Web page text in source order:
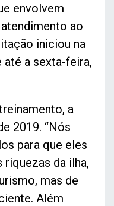
envolvem
ao
iniciou na
até a sexta-feira,
a
2019. “Nós
para que eles
da ilha,
mas de
Além